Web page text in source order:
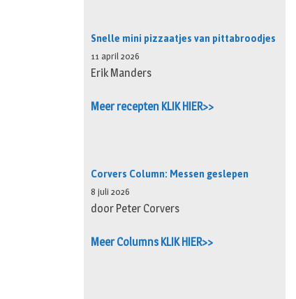
Snelle mini pizzaatjes van pittabroodjes
11 april 2026
Erik Manders
Meer recepten KLIK HIER>>
Corvers Column: Messen geslepen
8 juli 2026
door Peter Corvers
Meer Columns KLIK HIER>>